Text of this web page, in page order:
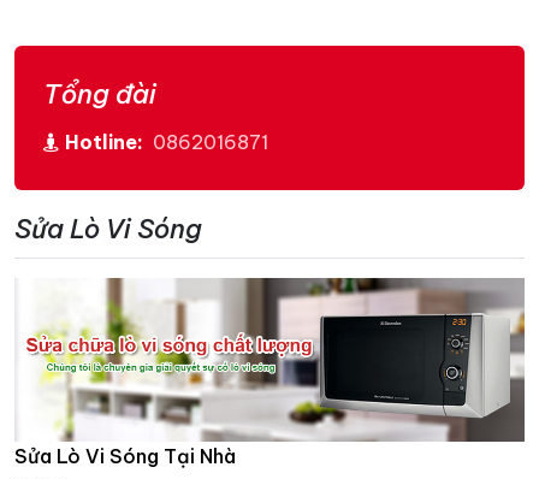
Tổng đài
Hotline: 0862016871
Sửa Lò Vi Sóng
Sửa Lò Vi Sóng Tại Nhà